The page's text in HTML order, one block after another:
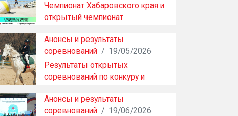
Чемпионат Хабаровского края и
открытый чемпионат
Анонсы и результаты
соревнований / 19/05/2026
Результаты открытых
соревнований по конкуру и
Анонсы и результаты
соревнований / 19/06/2026